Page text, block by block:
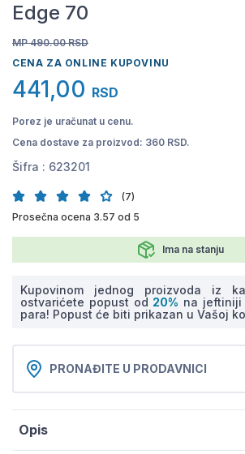
Edge 70
MP 490.00 RSD
CENA ZA ONLINE KUPOVINU
441,00 RSD
Porez je uračunat u cenu.
Cena dostave za proizvod: 360 RSD.
Šifra : 623201
(7)
Prosečna ocena 3.57 od 5
Ima na stanju
Kupovinom jednog proizvoda iz
ostvarićete popust od 20% na jeftiniji
para! Popust će biti prikazan u Vašoj
PRONAĐITE U PRODAVNICI
Opis